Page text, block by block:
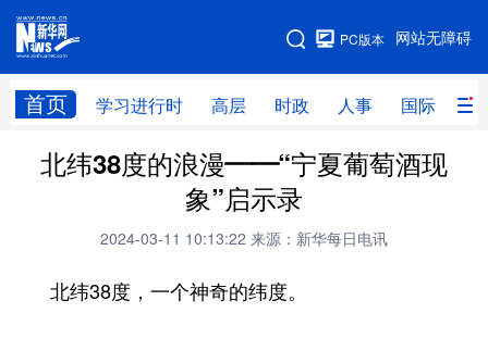
网站无障碍
PC版本
首页 学习进行时 高层 时政 人事 国际 财
网站地图
学习进行时 高层 时政 人事
财经 网评
科技 科创 量子
北纬38度的浪漫——“宁夏葡萄酒现
象”启示录
2024-03-11 10:13:22 来源：新华每日电讯
北纬38度，一个神奇的纬度。